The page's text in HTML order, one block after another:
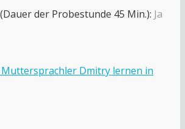
der Probestunde 45 Min.): Ja